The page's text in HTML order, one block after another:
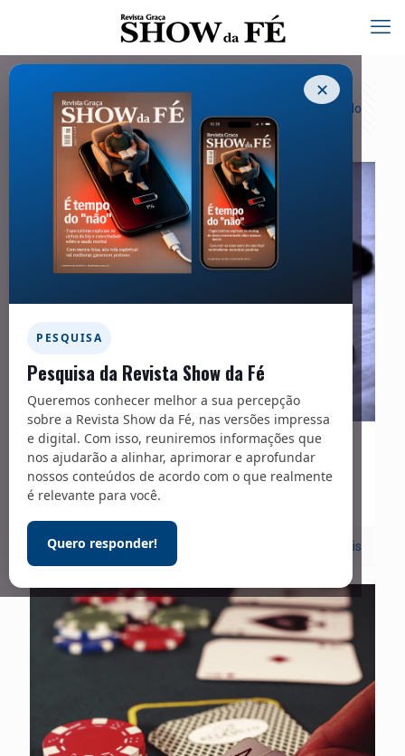
✕
PESQUISA
Pesquisa da Revista Show da Fé
Queremos conhecer melhor a sua percepção
sobre a Revista Show da Fé, nas versões impressa
e digital. Com isso, reuniremos informações que
nos ajudarão a alinhar, aprimorar e aprofundar
nossos conteúdos de acordo com o que realmente
é relevante para você.
Quero responder!
Categorias Tags Exibir tudo
01/05/2020
Medicina e Saúde – 250
Leia mais